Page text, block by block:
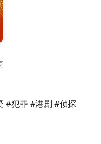
#犯罪 #港剧 #侦探